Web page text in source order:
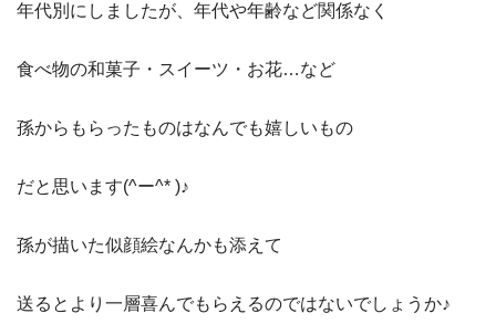
年代別にしましたが、年代や年齢など関係なく
食べ物の和菓子・スイーツ・お花…など
孫からもらったものはなんでも嬉しいもの
だと思います(^ー^* )♪
孫が描いた似顔絵なんかも添えて
送るとより一層喜んでもらえるのではないでしょうか♪